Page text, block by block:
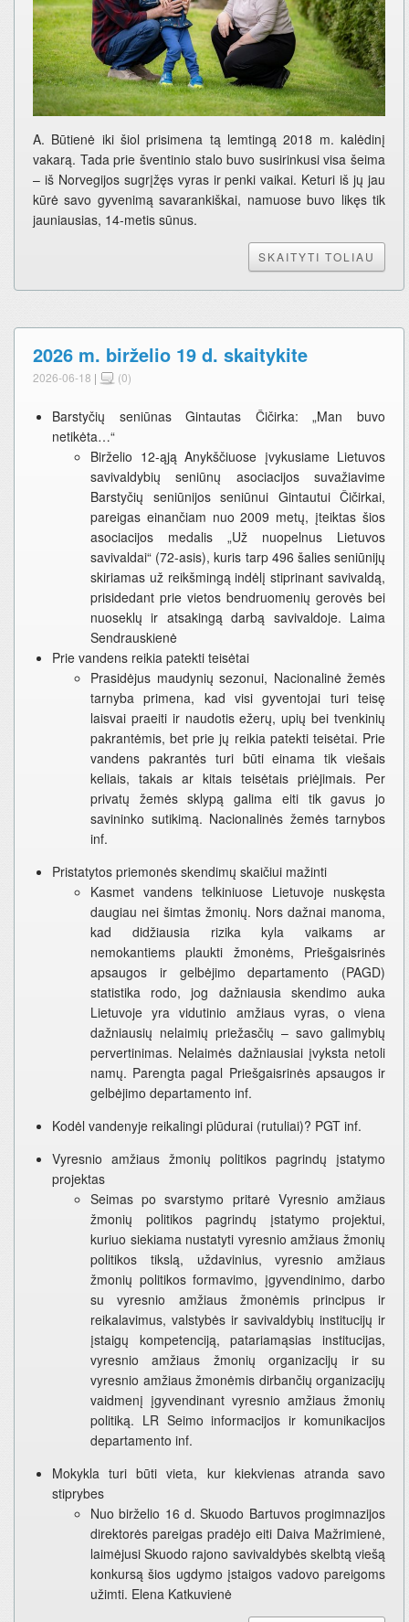
A. Būtienė iki šiol prisimena tą lemtingą 2018 m. kalėdinį
vakarą. Tada prie šventinio stalo buvo susirinkusi visa šeima
– iš Norvegijos sugrįžęs vyras ir penki vaikai. Keturi iš jų jau
kūrė savo gyvenimą savarankiškai, namuose buvo likęs tik
jauniausias, 14-metis sūnus.
SKAITYTI TOLIAU
2026 m. birželio 19 d. skaitykite
2026-06-18 | (0)
Barstyčių seniūnas Gintautas Čičirka: „Man buvo
netikėta…“
Birželio 12-ąją Anykščiuose įvykusiame Lietuvos
savivaldybių seniūnų asociacijos suvažiavime
Barstyčių seniūnijos seniūnui Gintautui Čičirkai,
pareigas einančiam nuo 2009 metų, įteiktas šios
asociacijos medalis „Už nuopelnus Lietuvos
savivaldai“ (72-asis), kuris tarp 496 šalies seniūnijų
skiriamas už reikšmingą indėlį stiprinant savivaldą,
prisidedant prie vietos bendruomenių gerovės bei
nuoseklų ir atsakingą darbą savivaldoje. Laima
Sendrauskienė
Prie vandens reikia patekti teisėtai
Prasidėjus maudynių sezonui, Nacionalinė žemės
tarnyba primena, kad visi gyventojai turi teisę
laisvai praeiti ir naudotis ežerų, upių bei tvenkinių
pakrantėmis, bet prie jų reikia patekti teisėtai. Prie
vandens pakrantės turi būti einama tik viešais
keliais, takais ar kitais teisėtais priėjimais. Per
privatų žemės sklypą galima eiti tik gavus jo
savininko sutikimą. Nacionalinės žemės tarnybos
inf.
Pristatytos priemonės skendimų skaičiui mažinti
Kasmet vandens telkiniuose Lietuvoje nuskęsta
daugiau nei šimtas žmonių. Nors dažnai manoma,
kad didžiausia rizika kyla vaikams ar
nemokantiems plaukti žmonėms, Priešgaisrinės
apsaugos ir gelbėjimo departamento (PAGD)
statistika rodo, jog dažniausia skendimo auka
Lietuvoje yra vidutinio amžiaus vyras, o viena
dažniausių nelaimių priežasčių – savo galimybių
pervertinimas. Nelaimės dažniausiai įvyksta netoli
namų. Parengta pagal Priešgaisrinės apsaugos ir
gelbėjimo departamento inf.
Kodėl vandenyje reikalingi plūdurai (rutuliai)? PGT inf.
Vyresnio amžiaus žmonių politikos pagrindų įstatymo
projektas
Seimas po svarstymo pritarė Vyresnio amžiaus
žmonių politikos pagrindų įstatymo projektui,
kuriuo siekiama nustatyti vyresnio amžiaus žmonių
politikos tikslą, uždavinius, vyresnio amžiaus
žmonių politikos formavimo, įgyvendinimo, darbo
su vyresnio amžiaus žmonėmis principus ir
reikalavimus, valstybės ir savivaldybių institucijų ir
įstaigų kompetenciją, patariamąsias institucijas,
vyresnio amžiaus žmonių organizacijų ir su
vyresnio amžiaus žmonėmis dirbančių organizacijų
vaidmenį įgyvendinant vyresnio amžiaus žmonių
politiką. LR Seimo informacijos ir komunikacijos
departamento inf.
Mokykla turi būti vieta, kur kiekvienas atranda savo
stiprybes
Nuo birželio 16 d. Skuodo Bartuvos progimnazijos
direktorės pareigas pradėjo eiti Daiva Mažrimienė,
laimėjusi Skuodo rajono savivaldybės skelbtą viešą
konkursą šios ugdymo įstaigos vadovo pareigoms
užimti. Elena Katkuvienė